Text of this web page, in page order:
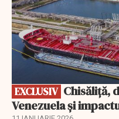
EXCLUSIV
Venezuela și